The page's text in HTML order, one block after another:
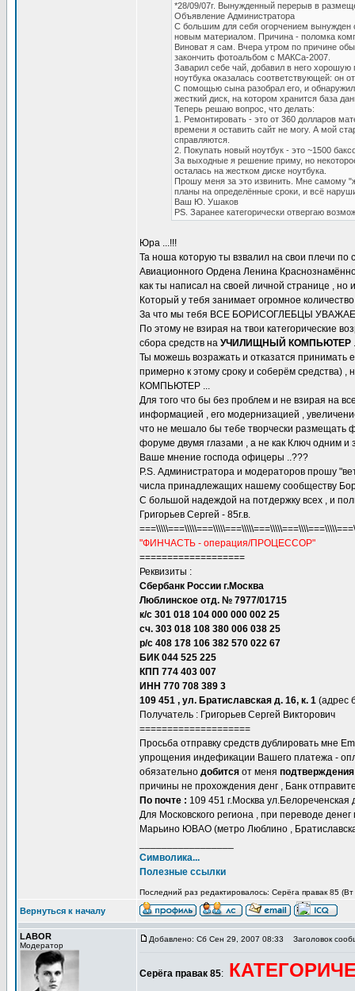
*28/09/07г. Вынужденный перерыв в
Объявление Администратора
С большим для себя огорчением вынужден
новым материалом. Причина - поломка
Виноват я сам. Вчера утром по причине
закончить фотоальбом с МАКСа-2007.
Заварил себе чай, добавил в него
ноутбука оказалась соответствующей: он
С помощью сына разобрал его, и
жесткий диск, на котором хранится база
Теперь решаю вопрос, что делать:
1. Ремонтировать - это от 360 долларов
времени я оставить сайт не могу. А мой
справляются.
2. Покупать новый ноутбук - это ~1500
За выходные я решение приму, но
осталась на жестком диске ноутбука.
Прошу меня за это извинить. Мне самому
планы на определённые сроки, и всё
Ваш Ю. Ушаков
PS. Заранее категорически отвергаю
Юра ...!!!
Та ноша которую ты взвалил на свои плечи по
Авиационного Ордена Ленина
как ты написал на своей личной странице ,
Который у тебя занимает огромное
За что мы тебя ВСЕ БОРИСОГЛЕБЦЫ УВАЖАЕМ
По этому не взирая на твои категорические
сбора средств на УЧИЛИЩНЫЙ КОМПЬЮТЕР
Ты можешь возражать и отказатся принимать
примерно к этому сроку и соберём
КОМПЬЮТЕР ...
Для того что бы без проблем и не взирая на
информацией , его модернизацией ,
что не мешало бы тебе творчески размещать
форуме двумя глазами , а не как Ключ одним
Ваше мнение господа офицеры ..???
P.S. Администратора и модераторов прошу
числа принадлежащих нашему сообществу
С большой надеждой на потдержку всех , и
Григорьев Сергей - 85г.в.
"ФИНЧАСТЬ - операция/ПРОЦЕССОР"
===================
Реквизиты :
Сбербанк России г.Москва
Люблинское отд. № 7977/01715
к/с 301 018 104 000 000 002 25
сч. 303 018 108 380 006 038 25
р/с 408 178 106 382 570 022 67
БИК 044 525 225
КПП 774 403 007
ИНН 770 708 389 3
109 451 , ул. Братиславская д. 16, к. 1 (адрес
Получатель : Григорьев Сергей Викторович
====================
Просьба отправку средств дублировать мне
упрощения индефикации Вашего платежа -
обязательно добится от меня
причины не прохождения денг , Банк
По почте : 109 451 г.Москва ул.Белореченская
Для Московского региона , при переводе
Марьино ЮВАО (метро Люблино ,
Символика...
Полезные ссылки
Последний раз редактировалось: Серёга правак 85
Вернуться к началу
LABOR
Модератор
Добавлено: Сб Сен 29, 2007 08:33 Заголовок
Серёга правак 85: